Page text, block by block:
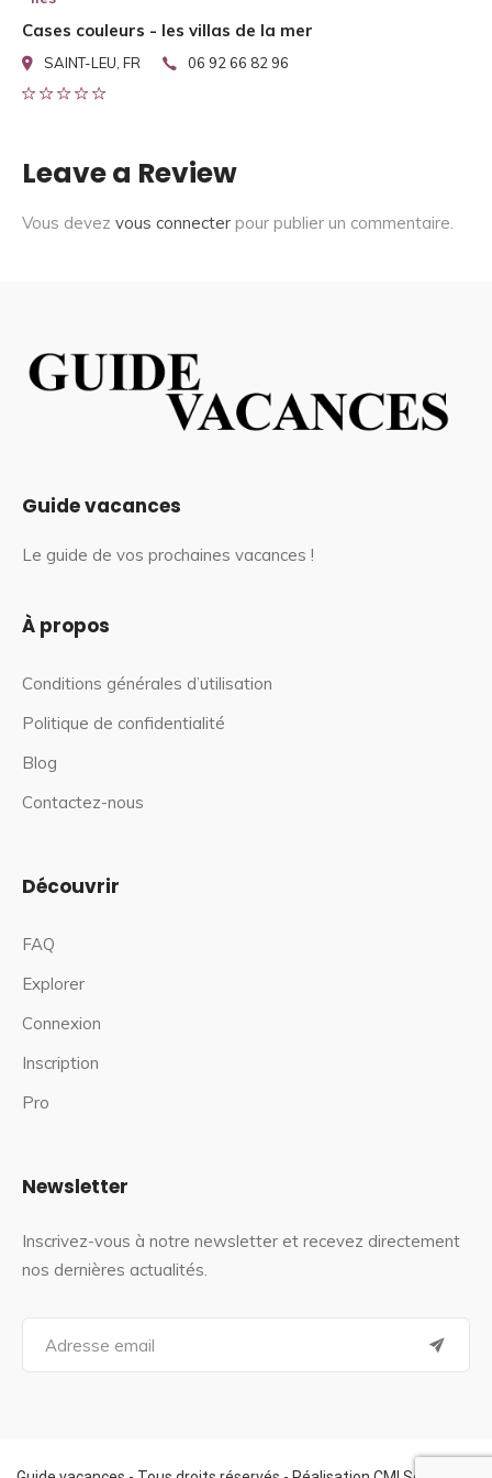
Cases couleurs - les villas de la mer
SAINT-LEU, FR 06 92 66 82 96
Leave a Review
Vous devez vous connecter pour publier un commentaire.
Guide vacances
Le guide de vos prochaines vacances !
À propos
Conditions générales d’utilisation
Politique de confidentialité
Blog
Contactez-nous
Découvrir
FAQ
Explorer
Connexion
Inscription
Pro
Newsletter
Inscrivez-vous à notre newsletter et recevez directement
nos dernières actualités.
a
f